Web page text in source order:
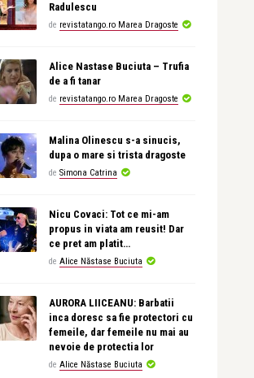
Radulescu
de revistatango.ro Marea Dragoste
Alice Nastase Buciuta – Trufia
de a fi tanar
de revistatango.ro Marea Dragoste
Malina Olinescu s-a sinucis,
dupa o mare si trista dragoste
de Simona Catrina
Nicu Covaci: Tot ce mi-am
propus in viata am reusit! Dar
ce pret am platit…
de Alice Năstase Buciuta
AURORA LIICEANU: Barbatii
inca doresc sa fie protectori cu
femeile, dar femeile nu mai au
nevoie de protectia lor
de Alice Năstase Buciuta